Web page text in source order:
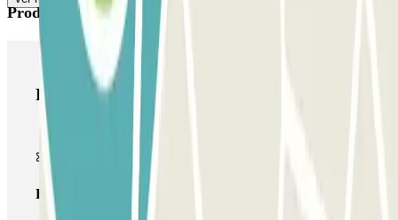
Productos de Parclick
Productos de Parclick
Pase básico